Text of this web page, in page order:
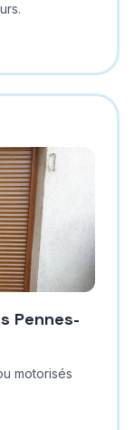
Pennes-
motorisés